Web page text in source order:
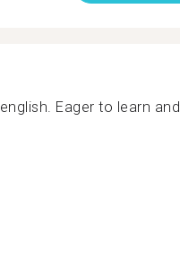
Eager to learn and